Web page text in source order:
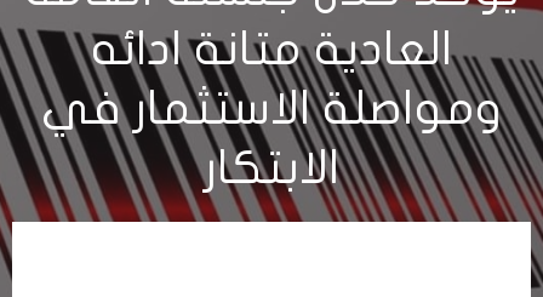
العادية متانة ادائه
ومواصلة الاستثمار في
الابتكار